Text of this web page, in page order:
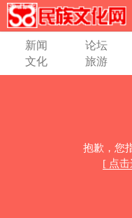
新闻 论坛
文化
旅游
抱歉，您
[ 点